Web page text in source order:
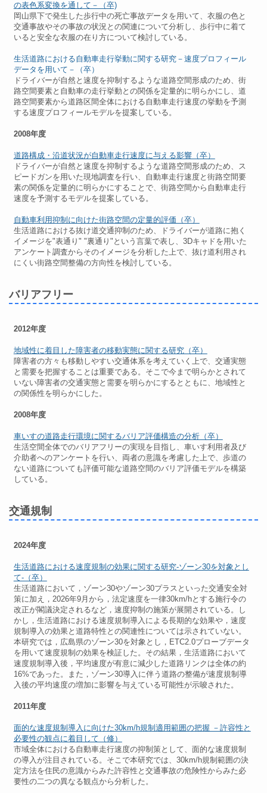
の表色系変換を通して－（卒)
岡山県下で発生した歩行中の死亡事故データを用いて、衣服の色と
交通事故やその事故の状況との関連について分析し、歩行中に着て
いると安全な衣服の在り方について検討している。
生活道路における自動車走行挙動に関する研究－速度プロフィール
データを用いて－（卒）
ドライバーが自然と速度を抑制するような道路空間形成のため、街
路空間要素と自動車の走行挙動との関係を定量的に明らかにし、道
路空間要素から道路区間全体における自動車走行速度の挙動を予測
する速度プロフィールモデルを提案している。
2008年度
道路構成・沿道状況が自動車走行速度に与える影響（卒）
ドライバーが自然と速度を抑制するような道路空間形成のため、ス
ピードガンを用いた現地調査を行い、自動車走行速度と街路空間要
素の関係を定量的に明らかにすることで、街路空間から自動車走行
速度を予測するモデルを提案している。
自動車利用抑制に向けた街路空間の定量的評価（卒）
生活道路における抜け道交通抑制のため、ドライバーが道路に抱く
イメージを"表通り" "裏通り"という言葉で表し、3Dキャドを用いた
アンケート調査からそのイメージを分析した上で、抜け道利用され
にくい街路空間整備の方向性を検討している。
バリアフリー
2012年度
地域性に着目した障害者の移動実態に関する研究（卒）
障害者の方々も移動しやすい交通体系を考えていく上で、交通実態
と需要を把握することは重要である。そこで今まで明らかとされて
いない障害者の交通実態と需要を明らかにするとともに、地域性と
の関係性を明らかにした。
2008年度
車いすの道路走行環境に関するバリア評価構造の分析（卒）
生活空間全体でのバリアフリーの実現を目指し、車いす利用者及び
介助者へのアンケートを行い、両者の意識を考慮した上で、歩道の
ない道路についても評価可能な道路空間のバリア評価モデルを構築
している。
交通規制
2024年度
生活道路における速度規制の効果に関する研究-ゾーン30を対象とし
て-（卒）
生活道路において，ゾーン30やゾーン30プラスといった交通安全対
策に加え，2026年9月から，法定速度を一律30km/hとする施行令の
改正が閣議決定されるなど，速度抑制の施策が展開されている。し
かし，生活道路における速度規制導入による長期的な効果や，速度
規制導入の効果と道路特性との関連性については示されていない。
本研究では，広島県のゾーン30を対象とし，ETC2.0プローブデータ
を用いて速度規制の効果を検証した。その結果，生活道路において
速度規制導入後，平均速度が有意に減少した道路リンクは全体の約
16%であった。また，ゾーン30導入に伴う道路の整備が速度規制導
入後の平均速度の増加に影響を与えている可能性が示唆された。
2011年度
面的な速度規制導入に向けた30km/h規制適用範囲の把握 －許容性と
必要性の観点に着目して（修）
市域全体における自動車走行速度の抑制策として、面的な速度規制
の導入が注目されている。そこで本研究では、30km/h規制範囲の決
定方法を住民の意識からみた許容性と交通事故の危険性からみた必
要性の二つの異なる観点から分析した。